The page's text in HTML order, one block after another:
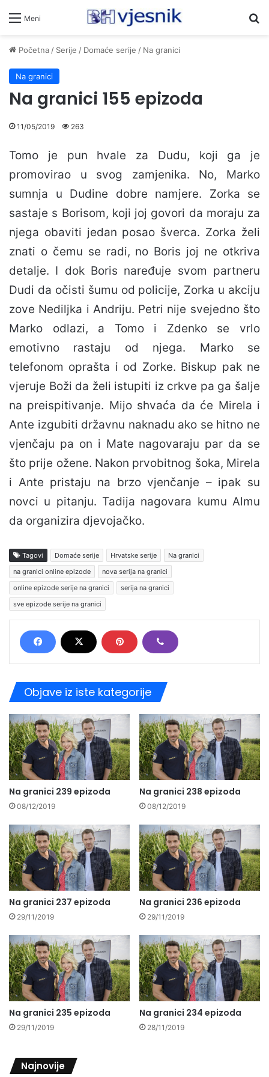
Meni
Početna/ Serije / Domaće serije / Na granici
Na granici
Na granici 155 epizoda
11/05/2019 263
Tomo je pun hvale za Dudu, koji ga je
promovirao u svog zamjenika. No, Marko
sumnja u Dudine dobre namjere. Zorka se
sastaje s Borisom, koji joj govori da moraju za
njega obaviti jedan posao šverca. Zorka želi
znati o čemu se radi, no Boris joj ne otkriva
detalje. I dok Boris naređuje svom partneru
Dudi da očisti šumu od policije, Zorka u akciju
zove Nediljka i Andriju. Petri nije svejedno što
Marko odlazi, a Tomo i Zdenko se vrlo
emotivno rastaju od njega. Marko se
telefonom oprašta i od Zorke. Biskup pak ne
vjeruje Boži da želi istupiti iz crkve pa ga šalje
na preispitivanje. Mijo shvaća da će Mirela i
Ante izgubiti državnu naknadu ako se hitno ne
vjenčaju pa on i Mate nagovaraju par da se
što prije ožene. Nakon prvobitnog šoka, Mirela
i Ante pristaju na brzo vjenčanje – ipak su
novci u pitanju. Tadija nagovara kumu Almu
da organizira djevojačko.
Tagovi Domaće serije Hrvatske serije
Na granici
na granici online epizode
nova serija na granici
online epizode serije na granici
serija na granici
sve epizode serije na granici
Objave iz iste kategorije
Na granici 239 epizoda
08/12/2019
Na granici 238 epizoda
08/12/2019
Na granici 237 epizoda
29/11/2019
Na granici 236 epizoda
29/11/2019
Na granici 235 epizoda
29/11/2019
Na granici 234 epizoda
28/11/2019
Najnovije